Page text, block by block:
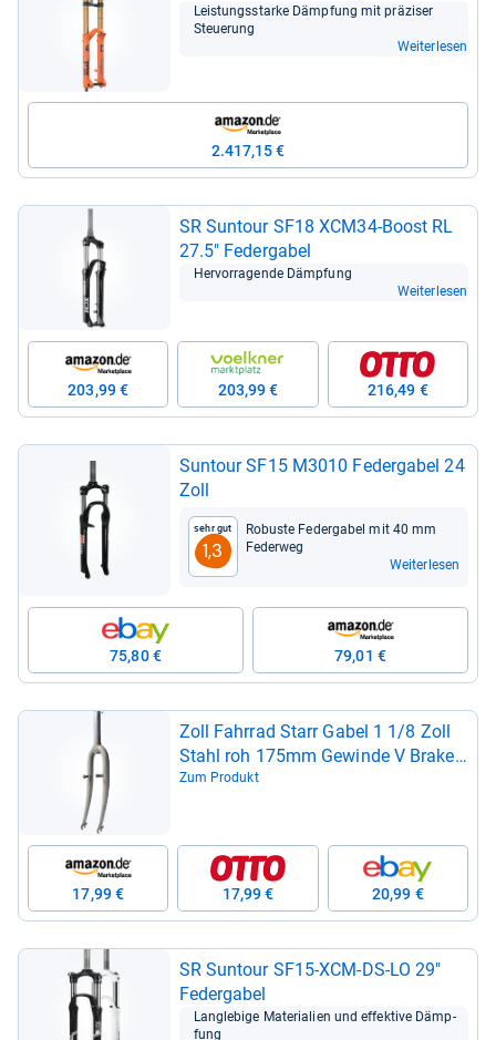
Leis­tungs­starke Dämp­fung mit prä­zi­ser
Steue­rung
Weiterlesen
2.417,15 €
SR Sun­tour SF18 XCM34-​Boost RL
27.5" Feder­ga­bel
Her­vor­ra­gende Dämp­fung
Weiterlesen
203,99 € 203,99 € 216,49 €
Sun­tour SF15 M3010 Feder­ga­bel 24
Zoll
Sehr gut
1,3
Robuste Feder­ga­bel mit 40 mm
Feder­weg
Weiterlesen
75,80 € 79,01 €
Zoll Fahr­rad Starr Gabel 1 1/8 Zoll
Stahl roh 175mm Gewinde V Brake
Fel­gen­bremse 24
Zum Produkt
17,99 € 17,99 € 20,99 €
SR Sun­tour SF15-​XCM-​DS-​LO 29"
Feder­ga­bel
Lang­le­bige Mate­ria­lien und effek­tive Dämp­
fung